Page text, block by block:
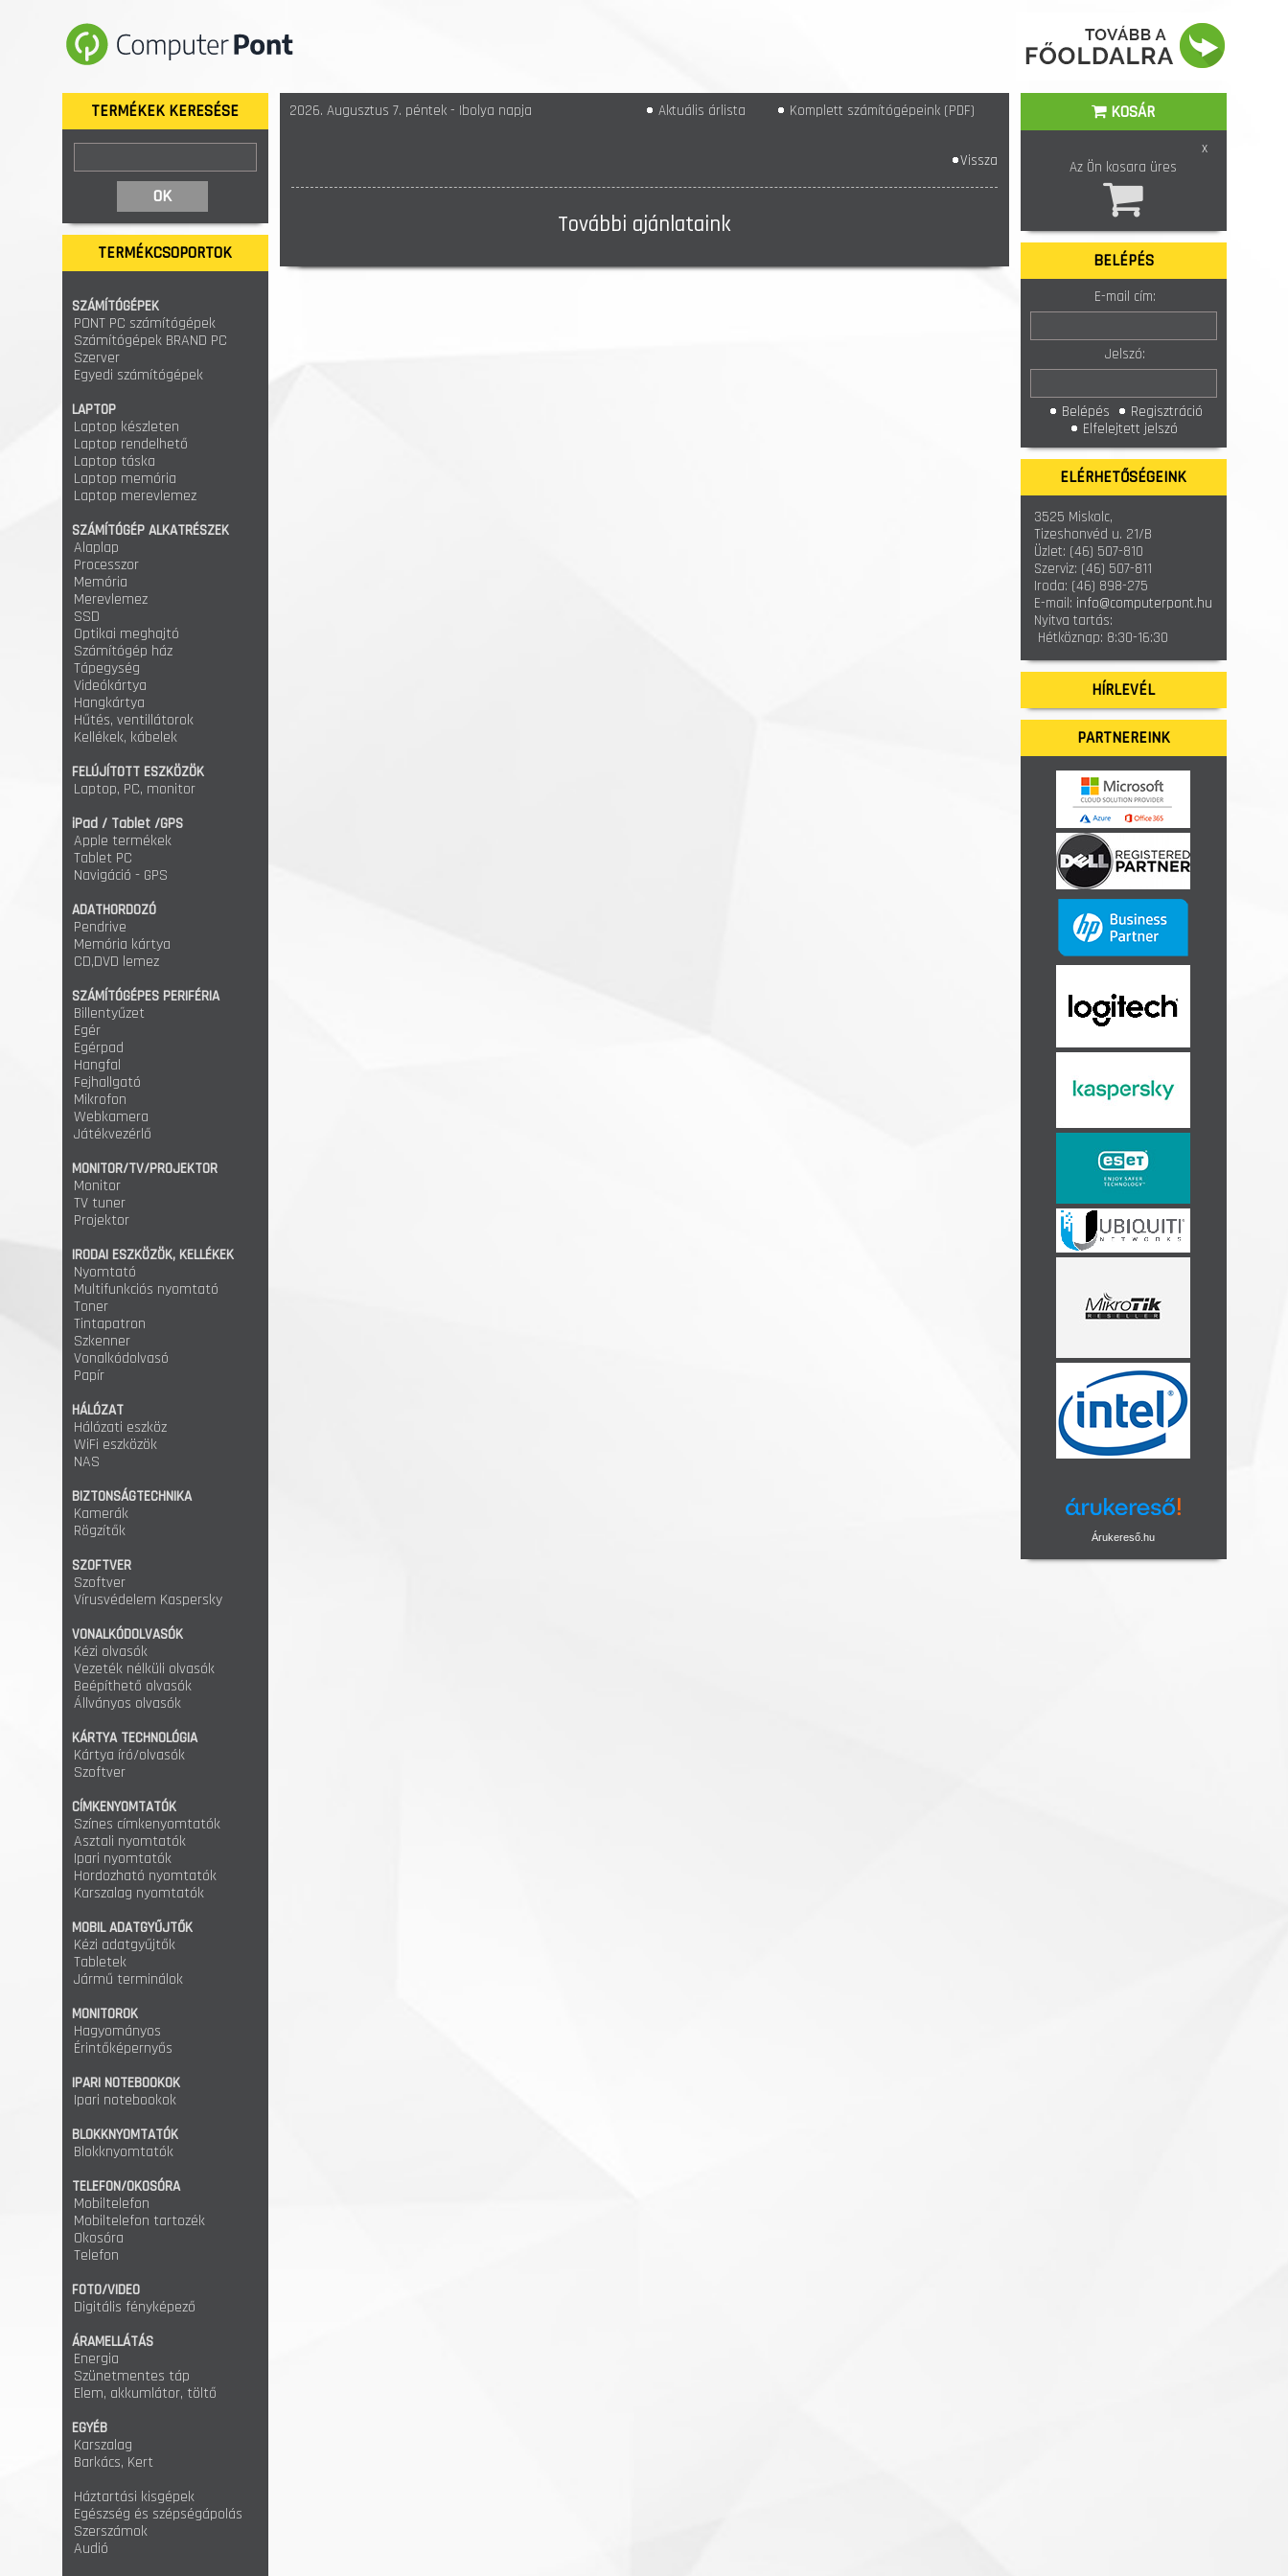
TERMÉKEK KERESÉSE
TERMÉKCSOPORTOK
SZÁMÍTÓGÉPEK
PONT PC számítógépek
Számítógépek BRAND PC
Szerver
Egyedi számítógépek
LAPTOP
Laptop készleten
Laptop rendelhető
Laptop táska
Laptop memória
Laptop merevlemez
SZÁMÍTÓGÉP ALKATRÉSZEK
Alaplap
Processzor
Memória
Merevlemez
SSD
Optikai meghajtó
Számítógép ház
Tápegység
Videókártya
Hangkártya
Hűtés, ventillátorok
Kellékek, kábelek
FELÚJÍTOTT ESZKÖZÖK
Laptop, PC, monitor
iPad / Tablet /GPS
Apple termékek
Tablet PC
Navigáció - GPS
ADATHORDOZÓ
Pendrive
Memória kártya
CD,DVD lemez
SZÁMÍTÓGÉPES PERIFÉRIA
Billentyűzet
Egér
Egérpad
Hangfal
Fejhallgató
Mikrofon
Webkamera
Játékvezérlő
MONITOR/TV/PROJEKTOR
Monitor
TV tuner
Projektor
IRODAI ESZKÖZÖK, KELLÉKEK
Nyomtató
Multifunkciós nyomtató
Toner
Tintapatron
Szkenner
Vonalkódolvasó
Papír
HÁLÓZAT
Hálózati eszköz
WiFi eszközök
NAS
BIZTONSÁGTECHNIKA
Kamerák
Rögzítők
SZOFTVER
Szoftver
Vírusvédelem Kaspersky
VONALKÓDOLVASÓK
Kézi olvasók
Vezeték nélküli olvasók
Beépíthető olvasók
Állványos olvasók
KÁRTYA TECHNOLÓGIA
Kártya író/olvasók
Szoftver
CÍMKENYOMTATÓK
Színes címkenyomtatók
Asztali nyomtatók
Ipari nyomtatók
Hordozható nyomtatók
Karszalag nyomtatók
MOBIL ADATGYŰJTŐK
Kézi adatgyűjtők
Tabletek
Jármű terminálok
MONITOROK
Hagyományos
Érintőképernyős
IPARI NOTEBOOKOK
Ipari notebookok
BLOKKNYOMTATÓK
Blokknyomtatók
TELEFON/OKOSÓRA
Mobiltelefon
Mobiltelefon tartozék
Okosóra
Telefon
FOTO/VIDEO
Digitális fényképező
ÁRAMELLÁTÁS
Energia
Szünetmentes táp
Elem, akkumlátor, töltő
EGYÉB
Karszalag
Barkács, Kert
Háztartási kisgépek
Egészség és szépségápolás
Szerszámok
Audió
2026. Augusztus 7. péntek - Ibolya napja Aktuális árlista Komplett számítógépeink (PDF)
Vissza
További ajánlataink
KOSÁR
x
Az Ön kosara üres
BELÉPÉS
E-mail cím:
Jelszó:
Belépés
Regisztráció
Elfelejtett jelszó
ELÉRHETŐSÉGEINK
3525 Miskolc,
Tizeshonvéd u. 21/B
Üzlet: (46) 507-810
Szerviz: (46) 507-811
Iroda: (46) 898-275
E-mail: info@computerpont.hu
Nyitva tartás:
Hétköznap: 8:30-16:30
HÍRLEVÉL
PARTNEREINK
Árukereső.hu